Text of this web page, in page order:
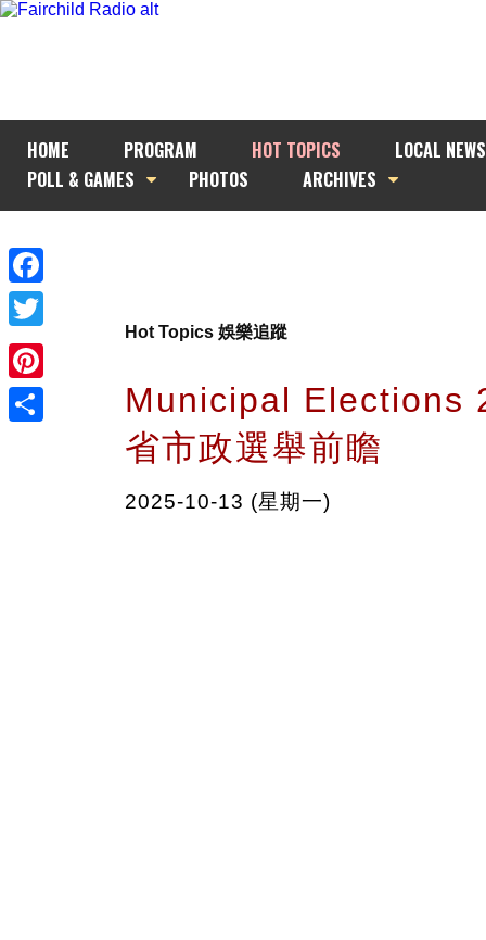
HOME PROGRAM HOT TOPICS
LOCAL NEWS
POLL & GAMES
PHOTOS ARCHIVES
Facebook
Twitter
Pinterest
Hot Topics 娛樂追蹤
Municipal Elections
省市政選舉前瞻
2025-10-13 (星期一)